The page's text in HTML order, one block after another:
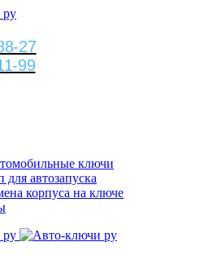
27
99
ключи
для автозапуска
корпуса на ключе